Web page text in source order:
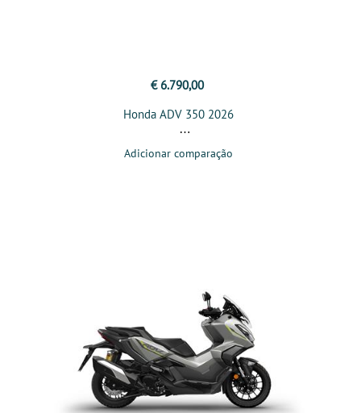
€ 6.790,00
Honda ADV 350 2026
Adicionar comparação